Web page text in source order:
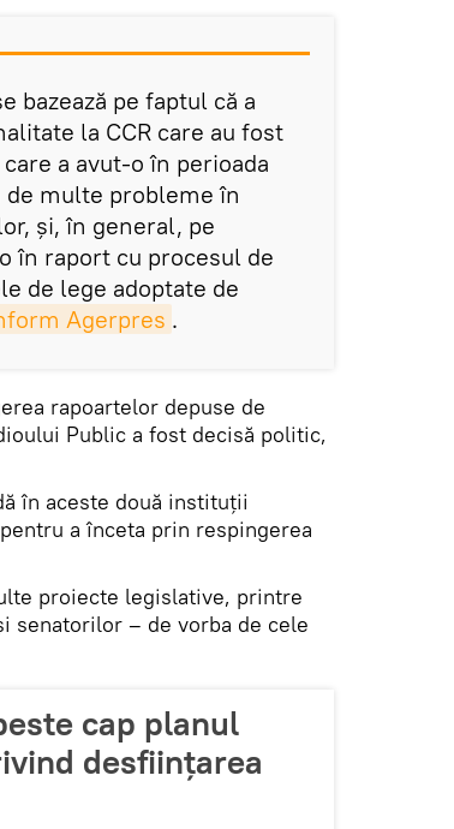
bazează pe faptul că a
la CCR care au fost
a avut-o în perioada
multe probleme în
şi, în general, pe
în raport cu procesul de
de lege adoptate de
Agerpres .
rapoartelor depuse de
Public a fost decisă politic,
în aceste două instituţii
a înceta prin respingerea
proiecte legislative, printre
senatorilor – de vorba de cele
cap planul
desființarea